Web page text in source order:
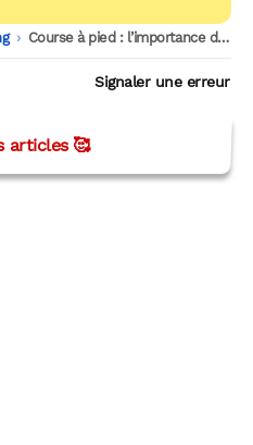
-
Course à pied : l’importance de la VMA pour atteindre ses objectifs
Signaler une erreur
articles 🥰